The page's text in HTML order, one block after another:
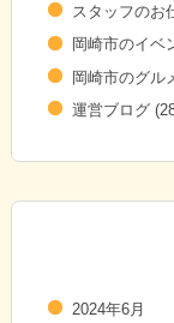
スタッフのお
岡崎市のイベ
岡崎市のグル
運営ブログ
2024年6月